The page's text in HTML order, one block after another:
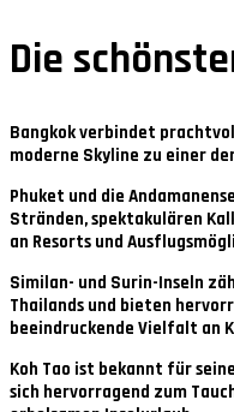
Die
Bangkokverbindet
moderne Skyline zu einer
Phuket und die
Stränden, spektakulären
an Resorts und
Similan- und Surin-Inseln
Thailands und bieten
beeindruckende Vielfalt an
Koh Tao ist bekannt für
sich hervorragend zum